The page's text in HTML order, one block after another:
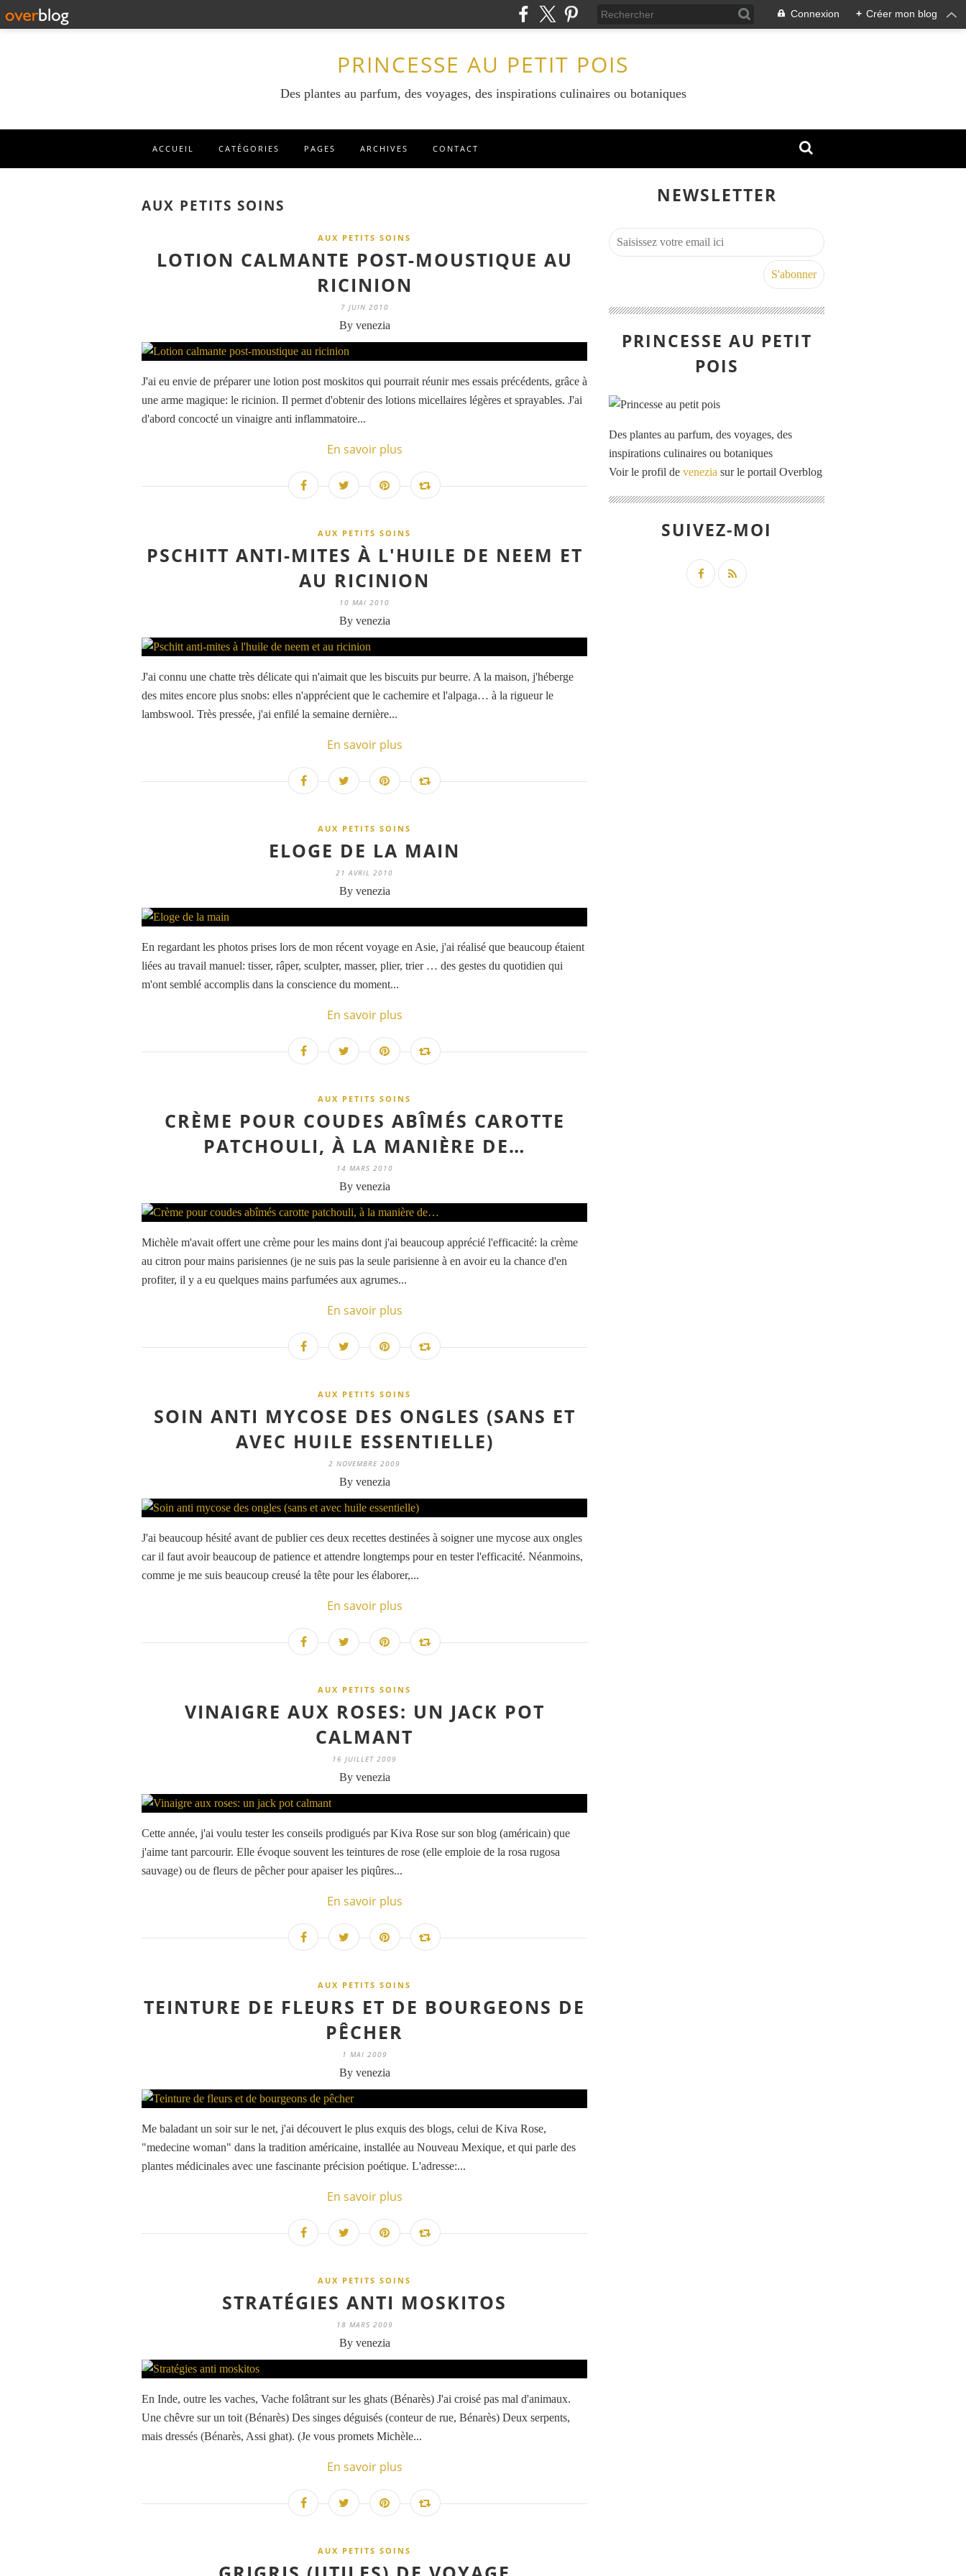
Connexion + Créer mon blog
PRINCESSE AU PETIT POIS
Des plantes au parfum, des voyages, des inspirations culinaires ou botaniques
ACCUEIL CATÉGORIES PAGES ARCHIVES CONTACT
AUX PETITS SOINS
AUX PETITS SOINS
LOTION CALMANTE POST-MOUSTIQUE AU
RICINION
7 JUIN 2010
By venezia
J'ai eu envie de préparer une lotion post moskitos qui pourrait réunir mes essais précédents, grâce à
une arme magique: le ricinion. Il permet d'obtenir des lotions micellaires légères et sprayables. J'ai
d'abord concocté un vinaigre anti inflammatoire...
En savoir plus
AUX PETITS SOINS
PSCHITT ANTI-MITES À L'HUILE DE NEEM ET
AU RICINION
10 MAI 2010
By venezia
J'ai connu une chatte très délicate qui n'aimait que les biscuits pur beurre. A la maison, j'héberge
des mites encore plus snobs: elles n'apprécient que le cachemire et l'alpaga… à la rigueur le
lambswool. Très pressée, j'ai enfilé la semaine dernière...
En savoir plus
AUX PETITS SOINS
ELOGE DE LA MAIN
21 AVRIL 2010
By venezia
En regardant les photos prises lors de mon récent voyage en Asie, j'ai réalisé que beaucoup étaient
liées au travail manuel: tisser, râper, sculpter, masser, plier, trier … des gestes du quotidien qui
m'ont semblé accomplis dans la conscience du moment...
En savoir plus
AUX PETITS SOINS
CRÈME POUR COUDES ABÎMÉS CAROTTE
PATCHOULI, À LA MANIÈRE DE…
14 MARS 2010
By venezia
Michèle m'avait offert une crème pour les mains dont j'ai beaucoup apprécié l'efficacité: la crème
au citron pour mains parisiennes (je ne suis pas la seule parisienne à en avoir eu la chance d'en
profiter, il y a eu quelques mains parfumées aux agrumes...
En savoir plus
AUX PETITS SOINS
SOIN ANTI MYCOSE DES ONGLES (SANS ET
AVEC HUILE ESSENTIELLE)
2 NOVEMBRE 2009
By venezia
J'ai beaucoup hésité avant de publier ces deux recettes destinées à soigner une mycose aux ongles
car il faut avoir beaucoup de patience et attendre longtemps pour en tester l'efficacité. Néanmoins,
comme je me suis beaucoup creusé la tête pour les élaborer,...
En savoir plus
AUX PETITS SOINS
VINAIGRE AUX ROSES: UN JACK POT
CALMANT
16 JUILLET 2009
By venezia
Cette année, j'ai voulu tester les conseils prodigués par Kiva Rose sur son blog (américain) que
j'aime tant parcourir. Elle évoque souvent les teintures de rose (elle emploie de la rosa rugosa
sauvage) ou de fleurs de pêcher pour apaiser les piqûres...
En savoir plus
AUX PETITS SOINS
TEINTURE DE FLEURS ET DE BOURGEONS DE
PÊCHER
1 MAI 2009
By venezia
Me baladant un soir sur le net, j'ai découvert le plus exquis des blogs, celui de Kiva Rose,
"medecine woman" dans la tradition américaine, installée au Nouveau Mexique, et qui parle des
plantes médicinales avec une fascinante précision poétique. L'adresse:...
En savoir plus
AUX PETITS SOINS
STRATÉGIES ANTI MOSKITOS
18 MARS 2009
By venezia
En Inde, outre les vaches, Vache folâtrant sur les ghats (Bénarès) J'ai croisé pas mal d'animaux.
Une chêvre sur un toit (Bénarès) Des singes déguisés (conteur de rue, Bénarès) Deux serpents,
mais dressés (Bénarès, Assi ghat). (Je vous promets Michèle...
En savoir plus
AUX PETITS SOINS
NEWSLETTER
PRINCESSE AU PETIT
POIS
Des plantes au parfum, des voyages, des
inspirations culinaires ou botaniques
Voir le profil de venezia sur le portail Overblog
SUIVEZ-MOI